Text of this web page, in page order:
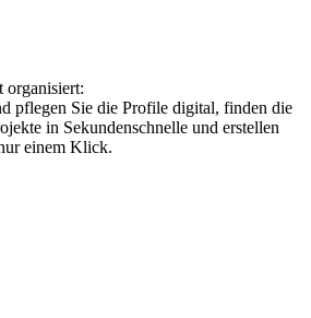
organisiert:
pflegen Sie die Profile digital, finden die
in Sekundenschnelle und erstellen
einem Klick.